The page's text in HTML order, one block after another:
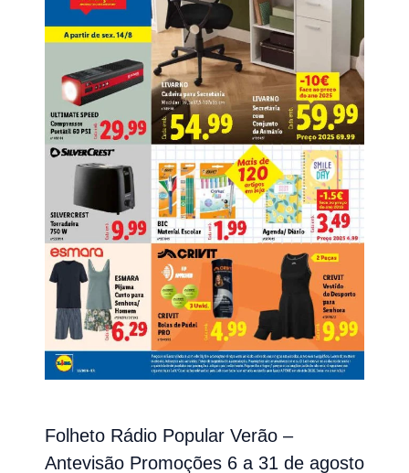
Folheto Rádio Popular Verão –
Antevisão Promoções 6 a 31 de agosto